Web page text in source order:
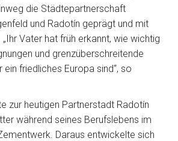
die Städtepartnerschaft
und Radotín geprägt und mit
Vater hat früh erkannt, wie wichtig
und grenzüberschreitende
ein friedliches Europa sind“, so
zur heutigen Partnerstadt Radotín
während seines Berufslebens im
Daraus entwickelte sich